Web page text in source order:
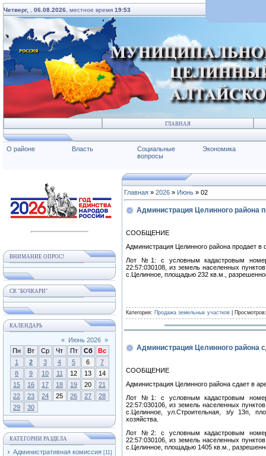
Четверг, 06.08.2026 , местное время 19:53
ГЛАВНАЯ
О районе Власть
Социальные
вопросы
Экономика
ВНИМАНИЕ ОПРОС!
СК "БОЧКАРИ"
КАЛЕНДАРЬ
« Июнь 2026 »
Пн
Вт Ср Чт Пт Сб
Вс
1
2 3 4 5 6
7
8
9 10 11 12 13
14
15
16 17 18 19 20
21
22
23 24 25 26 27
28
29
30
КАТЕГОРИИ РАЗДЕЛА
Административная комиссия [11]
Главная » 2026 » Июнь » 02
Администрация Целинного района
СООБЩЕНИЕ
Администрация Целинного района продает в
Лот №1: с условным кадастровым
22:57:030108, из земель населенных
с.Целинное, площадью 232 кв.м.,
Категория: Продажа земельных участков |
Администрация Целинного района
СООБЩЕНИЕ
Администрация Целинного района сдает в
Лот №1: с условным кадастровым
22:57:030106, из земель населенных
с.Целинное, ул.Строительная, з/у 13п,
хозяйства.
Лот №2: с условным кадастровым
22:57:030106, из земель населенных
с.Целинное, площадью 1405 кв.м.,